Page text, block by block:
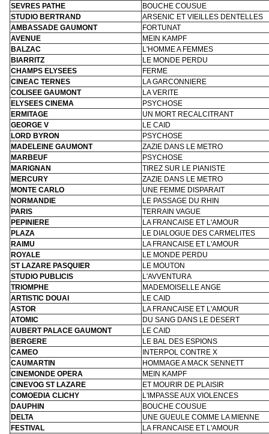
SEVRES PATHE
BOUCHE COUSUE
STUDIO BERTRAND
ARSENIC ET VIEILLES DENTELLES
AMBASSADE GAUMONT
FORTUNAT
AVENUE
MEIN KAMPF
BALZAC
L'HOMME A FEMMES
BIARRITZ
LE MONDE PERDU
CHAMPS ELYSEES
FERME
CINEAC TERNES
LA GARCONNIERE
COLISEE GAUMONT
LA VERITE
ELYSEES CINEMA
PSYCHOSE
ERMITAGE
UN MORT RECALCITRANT
GEORGE V
LE CAID
LORD BYRON
PSYCHOSE
MADELEINE GAUMONT
ZAZIE DANS LE METRO
MARBEUF
PSYCHOSE
MARIGNAN
TIREZ SUR LE PIANISTE
MERCURY
ZAZIE DANS LE METRO
MONTE CARLO
UNE FEMME DISPARAIT
NORMANDIE
LE PASSAGE DU RHIN
PARIS
TERRAIN VAGUE
PEPINIERE
LA FRANCAISE ET L'AMOUR
PLAZA
LE DIALOGUE DES CARMELITES
RAIMU
LA FRANCAISE ET L'AMOUR
ROYALE
LE MONDE PERDU
ST LAZARE PASQUIER
LE MOUTON
STUDIO PUBLICIS
L'AVVENTURA
TRIOMPHE
MADEMOISELLE ANGE
ARTISTIC DOUAI
LE CAID
ASTOR
LA FRANCAISE ET L'AMOUR
ATOMIC
DU SANG DANS LE DESERT
AUBERT PALACE GAUMONT
LE CAID
BERGERE
LE BAL DES ESPIONS
CAMEO
INTERPOL CONTRE X
CAUMARTIN
HOMMAGE A MACK SENNETT
CINEMONDE OPERA
MEIN KAMPF
CINEVOG ST LAZARE
ET MOURIR DE PLAISIR
COMOEDIA CLICHY
L'IMPASSE AUX VIOLENCES
DAUPHIN
BOUCHE COUSUE
DELTA
UNE GUEULE COMME LA MIENNE
FESTIVAL
LA FRANCAISE ET L'AMOUR